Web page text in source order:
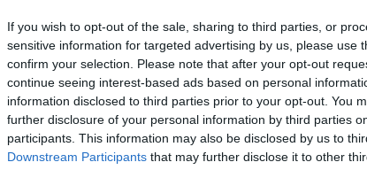
If you wish to opt-out of the sale, sharing to third parties, or
sensitive information for targeted advertising by us, please use
confirm your selection. Please note that after your opt-out
continue seeing interest-based ads based on personal
information disclosed to third parties prior to your opt-out. You
further disclosure of your personal information by third parties
participants. This information may also be disclosed by us to
Downstream Participants that may further disclose it to other